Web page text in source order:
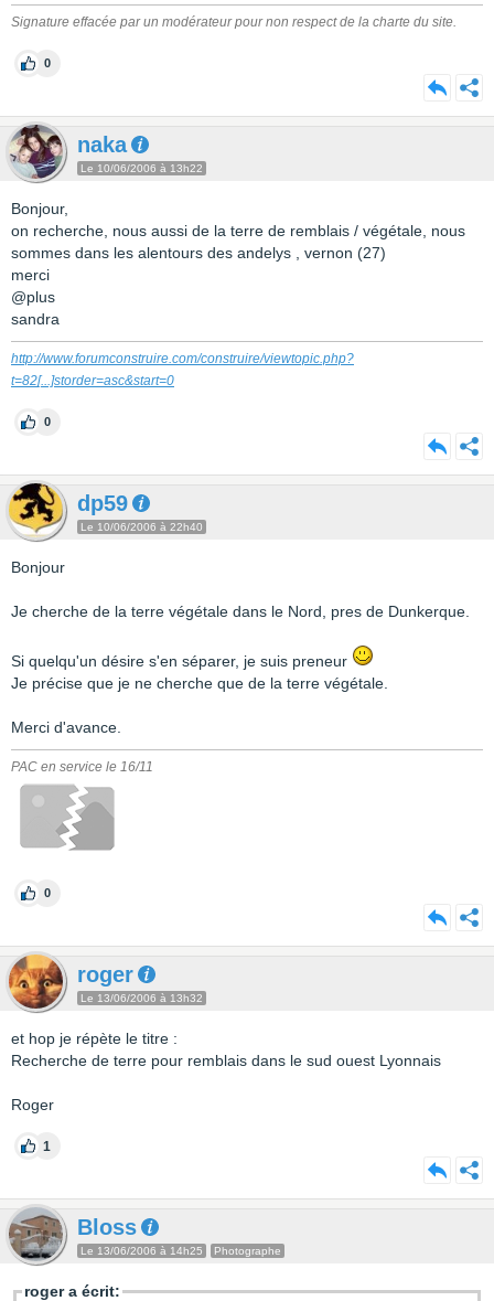
Signature effacée par un modérateur pour non respect de la charte du site.
0
naka
Le 10/06/2006 à 13h22
Bonjour,
on recherche, nous aussi de la terre de remblais / végétale, nous
sommes dans les alentours des andelys , vernon (27)
merci
@plus
sandra
http://www.forumconstruire.com/construire/viewtopic.php?
t=82[...]storder=asc&start=0
0
dp59
Le 10/06/2006 à 22h40
Bonjour
Je cherche de la terre végétale dans le Nord, pres de Dunkerque.
Si quelqu'un désire s'en séparer, je suis preneur
Je précise que je ne cherche que de la terre végétale.
Merci d'avance.
PAC en service le 16/11
0
roger
Le 13/06/2006 à 13h32
et hop je répète le titre :
Recherche de terre pour remblais dans le sud ouest Lyonnais
Roger
1
Bloss
Le 13/06/2006 à 14h25 Photographe
roger a écrit: